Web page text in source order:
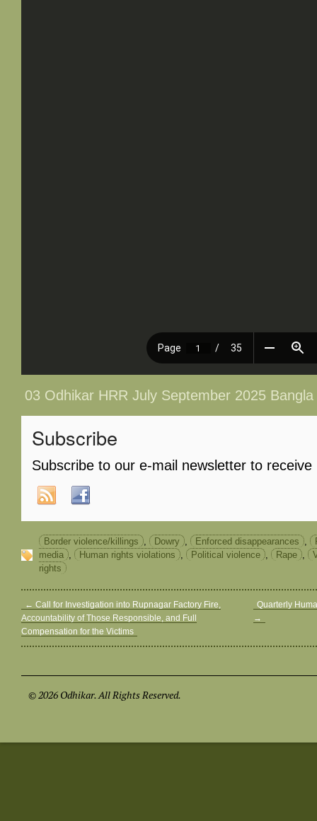
03 Odhikar HRR July September 2025 Bangla
Subscribe
Subscribe to our e-mail newsletter to receive
Border violence/killings , Dowry , Enforced disappearances ,
media , Human rights violations , Political violence , Rape ,
rights
← Call for Investigation into Rupnagar Factory Fire,
Accountability of Those Responsible, and Full
Compensation for the Victims
Quarterly
→
© 2026 Odhikar. All Rights Reserved.